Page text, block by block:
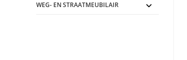
WEG- EN STRAATMEUBILAIR